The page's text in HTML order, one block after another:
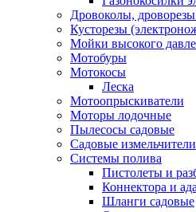
Дровоколы,
Кусторезы
Мойки высокого
Мотобуры
Мотокосы
Леска
Мотоопрыскиватели
Моторы лодочные
Пылесосы садовые
Садовые
Системы полива
Пистолеты и
Коннектора и
Шланги садовые